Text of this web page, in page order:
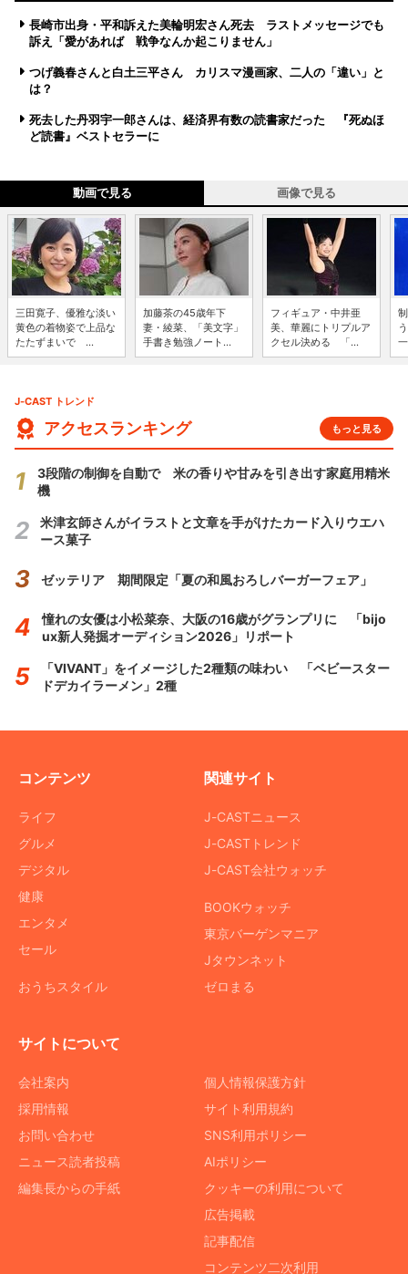
長崎市出身・平和訴えた美輪明宏さん死去 ラストメッセージでも
訴え「愛があれば 戦争なんか起こりません」
つげ義春さんと白土三平さん カリスマ漫画家、二人の「違い」と
は？
死去した丹羽宇一郎さんは、経済界有数の読書家だった 『死ぬほ
ど読書』ベストセラーに
動画で見る 画像で見る
三田寛子、優雅な淡い
黄色の着物姿で上品な
たたずまいで ...
加藤茶の45歳年下
妻・綾菜、「美文字」
手書き勉強ノート...
フィギュア・中井亜
美、華麗にトリプルア
クセル決める 「...
J-CAST トレンド
アクセスランキング もっと見る
3段階の制御を自動で 米の香りや甘みを引き出す家庭用精米
機
米津玄師さんがイラストと文章を手がけたカード入りウエハ
ース菓子
ゼッテリア 期間限定「夏の和風おろしバーガーフェア」
憧れの女優は小松菜奈、大阪の16歳がグランプリに 「bijo
ux新人発掘オーディション2026」リポート
「VIVANT」をイメージした2種類の味わい 「ベビースター
ドデカイラーメン」2種
コンテンツ
ライフ
グルメ
デジタル
健康
エンタメ
セール
おうちスタイル
関連サイト
J-CASTニュース
J-CASTトレンド
J-CAST会社ウォッチ
BOOKウォッチ
東京バーゲンマニア
Jタウンネット
ゼロまる
サイトについて
会社案内
採用情報
お問い合わせ
ニュース読者投稿
編集長からの手紙
個人情報保護方針
サイト利用規約
SNS利用ポリシー
AIポリシー
クッキーの利用について
広告掲載
記事配信
コンテンツ二次利用